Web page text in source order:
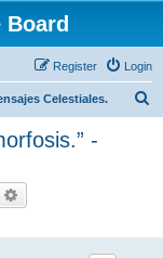
Board
Login
Register
Celestiales.
-